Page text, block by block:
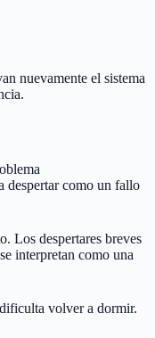
nuevamente el sistema
despertar como un fallo
Los despertares breves
interpretan como una
volver a dormir.